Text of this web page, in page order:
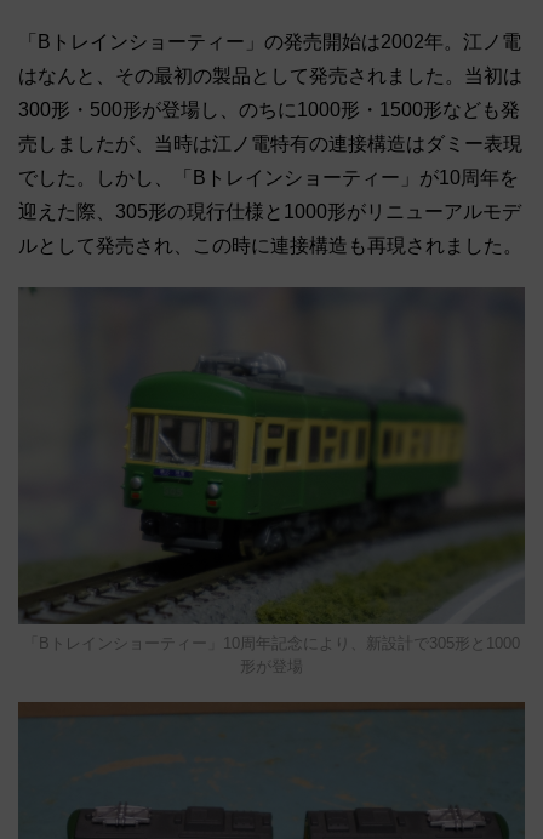
「Bトレインショーティー」の発売開始は2002年。江ノ電
はなんと、その最初の製品として発売されました。当初は
300形・500形が登場し、のちに1000形・1500形なども発
売しましたが、当時は江ノ電特有の連接構造はダミー表現
でした。しかし、「Bトレインショーティー」が10周年を
迎えた際、305形の現行仕様と1000形がリニューアルモデ
ルとして発売され、この時に連接構造も再現されました。
「Bトレインショーティー」10周年記念により、新設計で305形と1000
形が登場